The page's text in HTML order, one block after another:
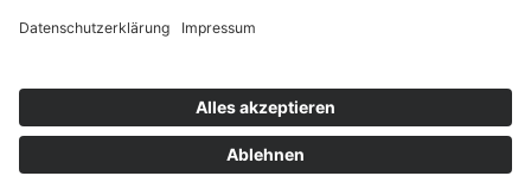
Copyright © 2026 Bohlen Elektrowärme.
Alle Rechte vorbehalten.
Impressum Datenschutzerklärung Erklärung zur Barrierefreiheit